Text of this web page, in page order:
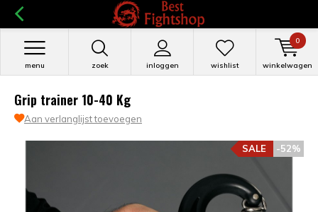
zoek inloggen
menu wishlist winkelwagen
0
Grip trainer 10-40 Kg
Aan verlanglijst toevoegen
-52%
SALE